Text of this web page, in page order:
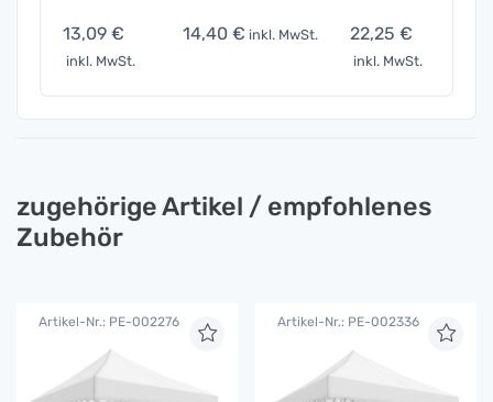
13,09 €
inkl. MwSt.
14,40 € inkl. MwSt. 22,25 €
inkl. MwSt.
zugehörige Artikel / empfohlenes
Zubehör
Artikel-Nr.: PE-002276 Artikel-Nr.: PE-002336